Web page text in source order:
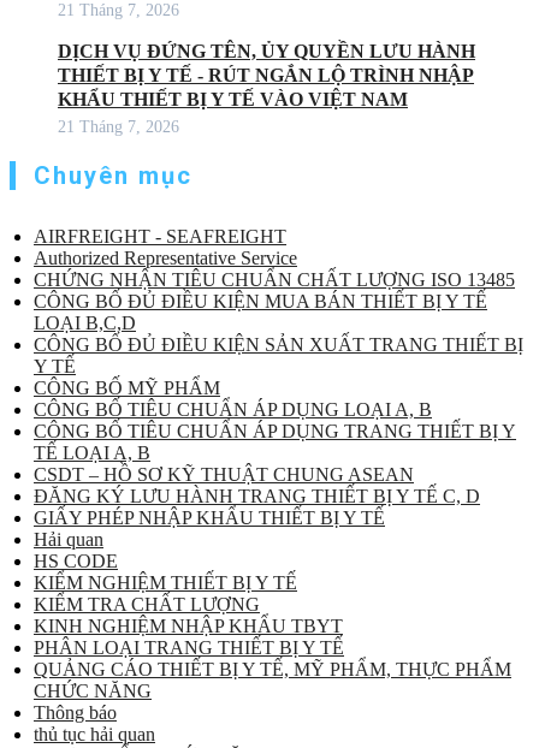
21 Tháng 7, 2026
DỊCH VỤ ĐỨNG TÊN, ỦY QUYỀN LƯU HÀNH
THIẾT BỊ Y TẾ - RÚT NGẮN LỘ TRÌNH NHẬP
KHẨU THIẾT BỊ Y TẾ VÀO VIỆT NAM
21 Tháng 7, 2026
Chuyên mục
AIRFREIGHT - SEAFREIGHT
Authorized Representative Service
CHỨNG NHẬN TIÊU CHUẨN CHẤT LƯỢNG ISO 13485
CÔNG BỐ ĐỦ ĐIỀU KIỆN MUA BÁN THIẾT BỊ Y TẾ
LOẠI B,C,D
CÔNG BỐ ĐỦ ĐIỀU KIỆN SẢN XUẤT TRANG THIẾT BỊ
Y TẾ
CÔNG BỐ MỸ PHẨM
CÔNG BỐ TIÊU CHUẨN ÁP DỤNG LOẠI A, B
CÔNG BỐ TIÊU CHUẨN ÁP DỤNG TRANG THIẾT BỊ Y
TẾ LOẠI A, B
CSDT – HỒ SƠ KỸ THUẬT CHUNG ASEAN
ĐĂNG KÝ LƯU HÀNH TRANG THIẾT BỊ Y TẾ C, D
GIẤY PHÉP NHẬP KHẨU THIẾT BỊ Y TẾ
Hải quan
HS CODE
KIỂM NGHIỆM THIẾT BỊ Y TẾ
KIỂM TRA CHẤT LƯỢNG
KINH NGHIỆM NHẬP KHẨU TBYT
PHÂN LOẠI TRANG THIẾT BỊ Y TẾ
QUẢNG CÁO THIẾT BỊ Y TẾ, MỸ PHẨM, THỰC PHẨM
CHỨC NĂNG
Thông báo
thủ tục hải quan